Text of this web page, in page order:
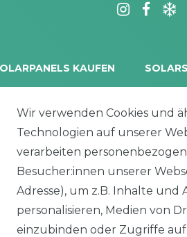
KAUFEN
Solar Module
10 kWh
Growatt
Trina
Wir verwenden Cookies und
Technologien auf unserer
verarbeiten
Besucher:innen unserer
Adresse), um z.B. Inhalte und
personalisieren, Medien von
einzubinden oder Zugriffe